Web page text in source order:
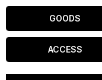
GOODS
ACCESS